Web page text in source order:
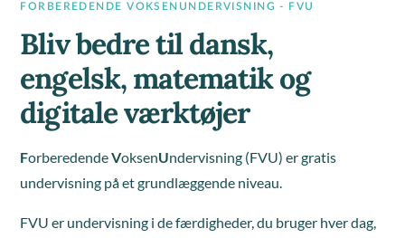
FORBEREDENDE VOKSENUNDERVISNING - FVU
Bliv bedre til dansk,
engelsk, matematik og
digitale værktøjer
ForberedendeVoksenUndervisning (FVU) er gratis
undervisning på et grundlæggende niveau.
FVU er undervisning i de færdigheder, du bruger hver dag,